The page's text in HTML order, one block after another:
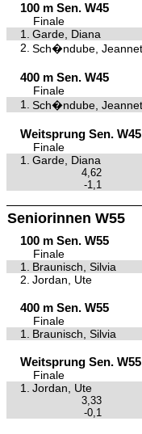
100 m Sen. W45
Finale
1.
Garde, Diana
2. Sch�ndube,
400 m Sen. W45
Finale
1.
Sch�ndube,
Weitsprung Sen. W45
Finale
1.
Garde, Diana
4,62
-1,1
Seniorinnen W55
100 m Sen. W55
Finale
1.
Braunisch, Silvia
2. Jordan, Ute
400 m Sen. W55
Finale
1.
Braunisch, Silvia
Weitsprung Sen. W55
Finale
1.
Jordan, Ute
3,33
-0,1